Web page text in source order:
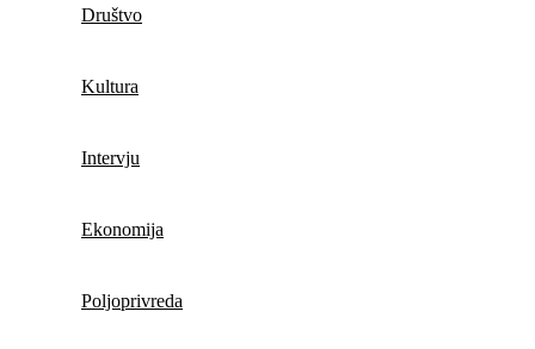
Društvo
Kultura
Intervju
Ekonomija
Poljoprivreda